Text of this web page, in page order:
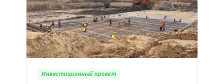
Инвестиционный проект